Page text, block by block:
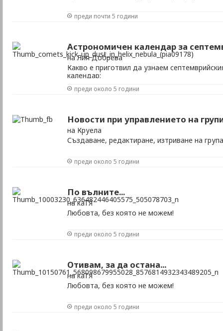
преди почти 5 години
Астрономичен календар за
на Лия Добрева
Какво е приготвил да узнаем
календар:
преди около 5 години
Новости при управлението на
на Круела
Създаване, редактиране, изтриване на група
преди около 5 години
По вълните...
на каТЯ
Любовта, без която не можем!
преди около 5 години
Отивам, за да остана...
на каТЯ
Любовта, без която не можем!
преди около 5 години